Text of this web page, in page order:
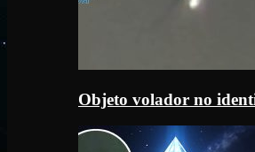
Objeto volador no